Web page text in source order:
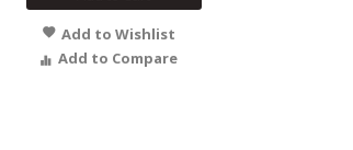
Add to Wishlist
Add to Compare